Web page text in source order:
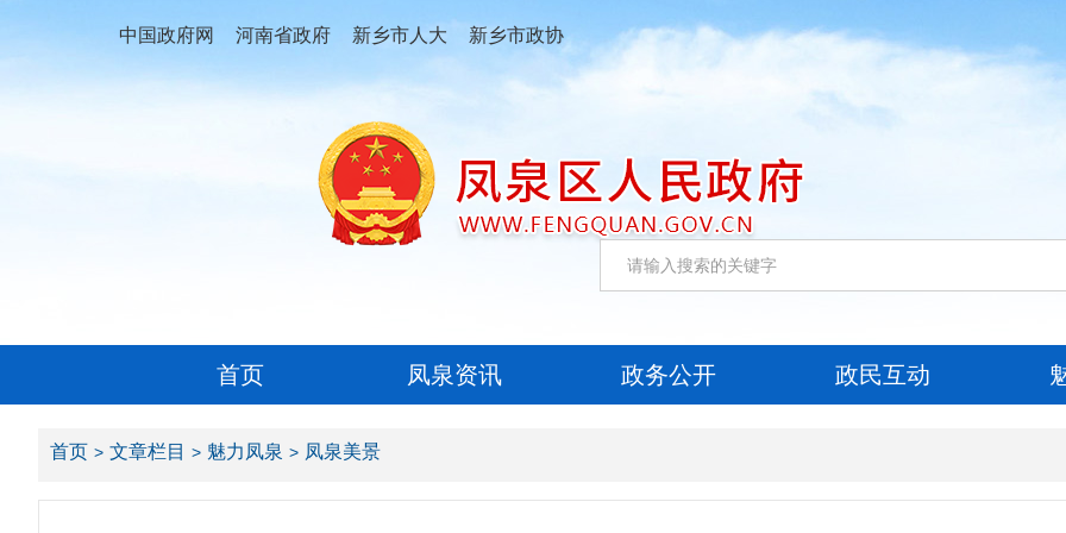
中国政府网 河南省政府 新乡市人大 新乡市政协
首页 凤泉资讯 政务公开 政民互动
首页 文章栏目 魅力凤泉 凤泉美景